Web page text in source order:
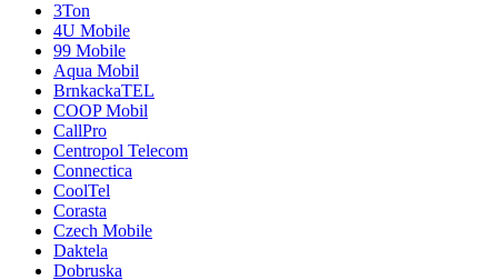
3Ton
4U Mobile
99 Mobile
Aqua Mobil
BrnkackaTEL
COOP Mobil
CallPro
Centropol Telecom
Connectica
CoolTel
Corasta
Czech Mobile
Daktela
Dobruska